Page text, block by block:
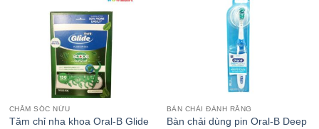
CHĂM SÓC NỨU
Tăm chỉ nha khoa Oral-B Glide
BÀN CHẢI ĐÁNH RĂNG
Bàn chải dùng pin Oral-B Deep